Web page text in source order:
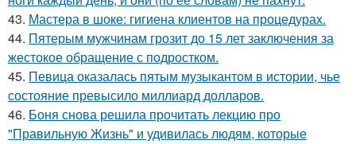
43. Мастера в шоке: гигиена клиентов на процедурах.
44. Пятерым мужчинам грозит до 15 лет заключения за
жестокое обращение с подростком.
45. Певица оказалась пятым музыкантом в истории, чье
состояние превысило миллиард долларов.
46. Боня снова решила прочитать лекцию про
"Правильную Жизнь" и удивилась людям, которые